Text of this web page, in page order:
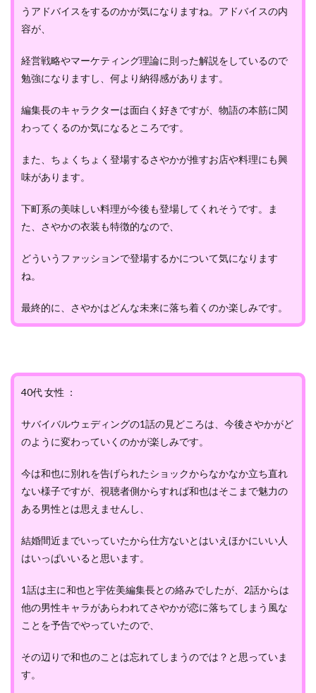
うアドバイスをするのかが気になりますね。アドバイスの内
容が、
経営戦略やマーケティング理論に則った解説をしているので
勉強になりますし、何より納得感があります。
編集長のキャラクターは面白く好きですが、物語の本筋に関
わってくるのか気になるところです。
また、ちょくちょく登場するさやかが推すお店や料理にも興
味があります。
下町系の美味しい料理が今後も登場してくれそうです。ま
た、さやかの衣装も特徴的なので、
どういうファッションで登場するかについて気になります
ね。
最終的に、さやかはどんな未来に落ち着くのか楽しみです。
40代 女性 ：
サバイバルウェディングの1話の見どころは、今後さやかがど
のように変わっていくのかが楽しみです。
今は和也に別れを告げられたショックからなかなか立ち直れ
ない様子ですが、視聴者側からすれば和也はそこまで魅力の
ある男性とは思えませんし、
結婚間近までいっていたから仕方ないとはいえほかにいい人
はいっぱいいると思います。
1話は主に和也と宇佐美編集長との絡みでしたが、2話からは
他の男性キャラがあらわれてさやかが恋に落ちてしまう風な
ことを予告でやっていたので、
その辺りで和也のことは忘れてしまうのでは？と思っていま
す。